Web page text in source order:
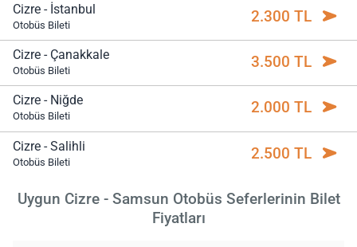
Cizre - İstanbul
Otobüs Bileti 2.300 TL
Cizre - Çanakkale
Otobüs Bileti 3.500 TL
Cizre - Niğde
Otobüs Bileti 2.000 TL
Cizre - Salihli
Otobüs Bileti 2.500 TL
Uygun Cizre - Samsun Otobüs Seferlerinin Bilet
Fiyatları